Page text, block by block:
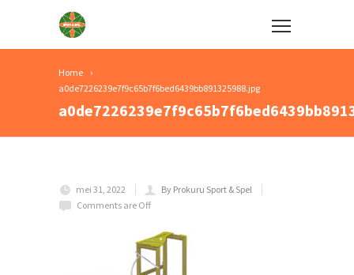
Home
a0de7226239e7f9c65b7f6bed6439bb891325988.jpg
mei 31, 2022
By Prokuru Sport & Spel
Comments are Off